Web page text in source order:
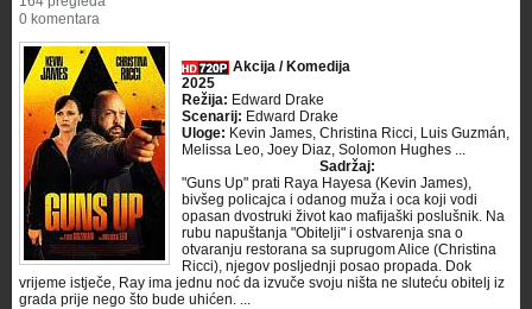
0 komentara
Akcija / Komedija
2025
Režija: Edward Drake
Scenarij: Edward Drake
Uloge: Kevin James, Christina Ricci, Luis Guzmán,
Melissa Leo, Joey Diaz, Solomon Hughes ...
Sadržaj:
"Guns Up" prati Raya Hayesa (Kevin James),
bivšeg policajca i odanog muža i oca koji vodi
opasan dvostruki život kao mafijaški poslušnik. Na
rubu napuštanja "Obitelji" i ostvarenja sna o
otvaranju restorana sa suprugom Alice (Christina
Ricci), njegov posljednji posao propada. Dok
vrijeme istječe, Ray ima jednu noć da izvuče svoju ništa ne sluteću obitelj iz
grada prije nego što bude uhićen. ...